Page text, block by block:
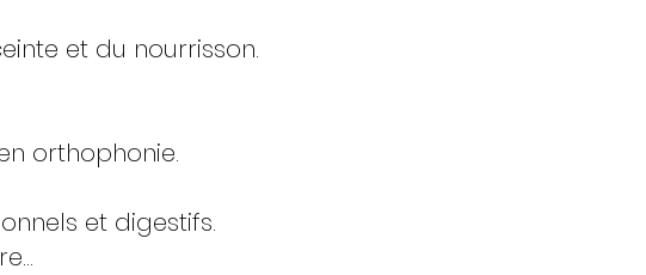
et du nourrisson.
orthophonie.
et digestifs.